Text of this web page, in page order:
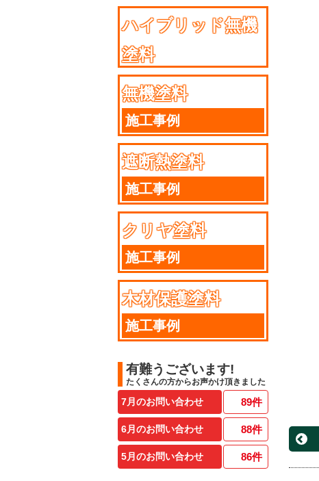
ハイブリッド無機
塗料
施工事例
無機塗料
施工事例
遮断熱塗料
施工事例
クリヤ塗料
施工事例
木材保護塗料
施工事例
有難うございます!
たくさんの方からお声かけ頂きました
7月のお問い合わせ 89件
6月のお問い合わせ 88件
5月のお問い合わせ 86件